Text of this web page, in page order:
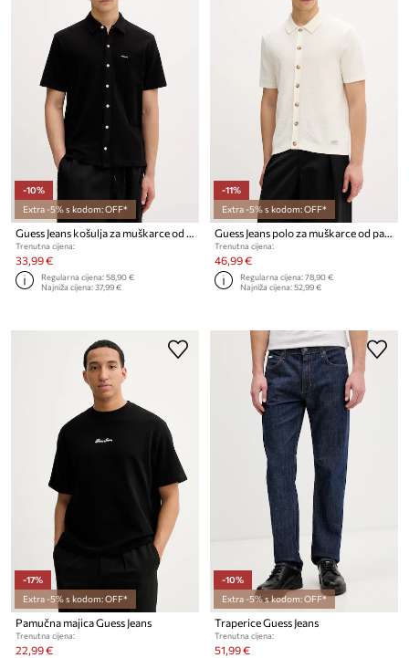
-10%
Extra -5% s kodom: OFF*
Guess Jeans košulja za muškarce od pamuka
Trenutna cijena:
33,99 €
Regularna cijena:58,90 €
Najniža cijena:37,99 €
-11%
Extra -5% s kodom: OFF*
Guess Jeans polo za muškarce od pamuka
Trenutna cijena:
46,99 €
Regularna cijena:78,90 €
Najniža cijena:52,99 €
-17%
Extra -5% s kodom: OFF*
Pamučna majica Guess Jeans
Trenutna cijena:
22,99 €
-10%
Extra -5% s kodom: OFF*
Traperice Guess Jeans
Trenutna cijena:
51,99 €